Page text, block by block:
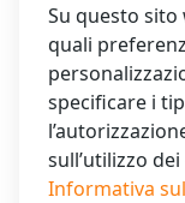
Su questo
quali
specificare i
sull’utilizzo
Informativa